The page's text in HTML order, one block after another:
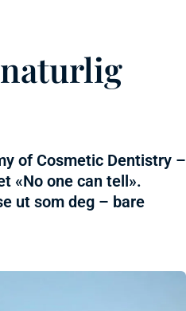
of Cosmetic Dentistry –
«No one can tell».
ut som deg – bare